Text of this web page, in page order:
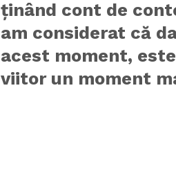
ținând cont de
am considerat că
acest moment,
viitor un moment